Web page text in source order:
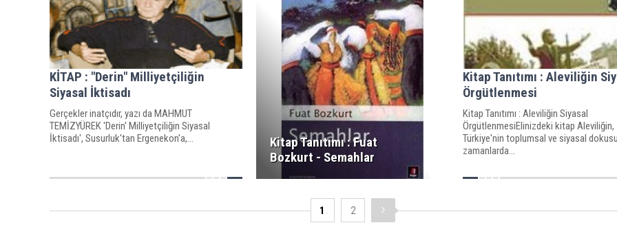
KİTAP : "Derin" Milliyetçiliğin
Siyasal İktisadı
Gerçekler inatçıdır, yazı da MAHMUT
TEMİZYÜREK 'Derin' Milliyetçiliğin Siyasal
İktisadı', Susurluk'tan Ergenekon'a,...
Kitap Tanıtımı : Fuat
Bozkurt - Semahlar
Kitap Tanıtımı : Aleviliğin
Örgütlenmesi
Kitap Tanıtımı : Aleviliğin Siyasal
ÖrgütlenmesiElinizdeki kitap Aleviliğin,
Türkiye'nin toplumsal ve siyasal
zamanlarda...
1 2